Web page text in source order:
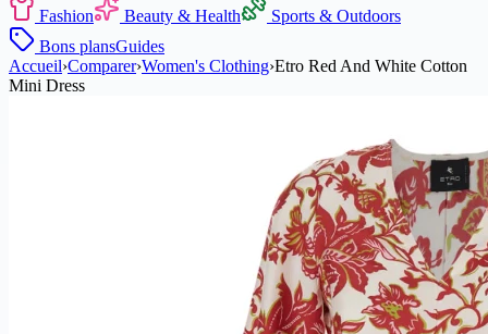
Fashion Beauty & Health
Sports & Outdoors
Bons plansGuides
Accueil›Comparer›Women's Clothing›Etro Red And White Cotton
Mini Dress